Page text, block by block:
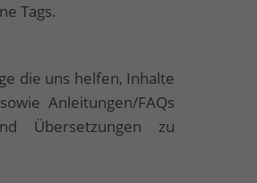
Tags.
die uns helfen, Inhalte
Anleitungen/FAQs
Übersetzungen zu